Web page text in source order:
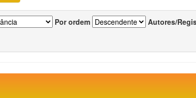
Por ordem Autores/